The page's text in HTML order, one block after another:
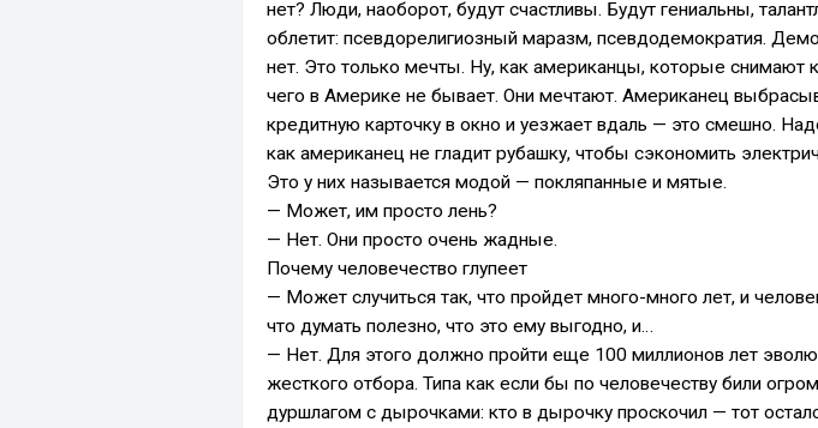
нет? Люди, наоборот, будут счастливы. Будут гениальны,
облетит: псевдорелигиозный маразм, псевдодемократия.
нет. Это только мечты. Ну, как американцы, которые снимают
чего в Америке не бывает. Они мечтают. Американец
кредитную карточку в окно и уезжает вдаль — это смешно.
как американец не гладит рубашку, чтобы сэкономить
Это у них называется модой — покляпанные и мятые.
— Может, им просто лень?
— Нет. Они просто очень жадные.
Почему человечество глупеет
— Может случиться так, что пройдет много-много лет, и
что думать полезно, что это ему выгодно, и…
— Нет. Для этого должно пройти еще 100 миллионов лет
жесткого отбора. Типа как если бы по человечеству били
дуршлагом с дырочками: кто в дырочку проскочил — тот